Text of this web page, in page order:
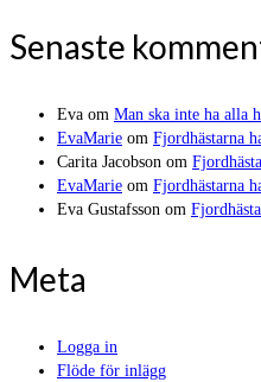
Senaste
Eva om Man ska inte ha alla
EvaMarie om Fjordhästarna
Carita Jacobson om
EvaMarie om Fjordhästarna
Eva Gustafsson om
Meta
Logga in
Flöde för inlägg